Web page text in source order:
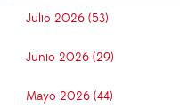
Julio 2026 (53)
Junio 2026 (29)
Mayo 2026 (44)